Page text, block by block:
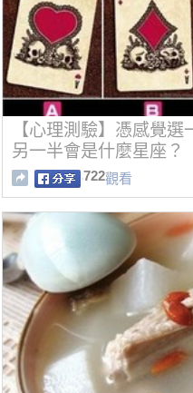
【心理測驗】憑感覺
另一半會是什麼星座？
722觀看